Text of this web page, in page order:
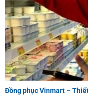
Đồng phục Vinmart –